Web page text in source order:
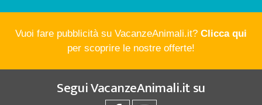
Vuoi fare pubblicità su VacanzeAnimali.it? Clicca qui
per scoprire le nostre offerte!
SeguiVacanzeAnimali.itsu